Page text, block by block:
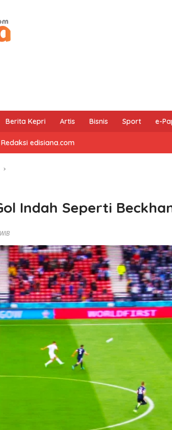
Berita Kepri Artis Bisnis Sport e-
Redaksi edisiana.com
Indah Seperti
hingga 2032,
Gagal
Transfer
Diomande Dijual ke
Real Madrid dengan
Nilai Fantastis
Batam:
Digitalisasi Jadi Kunci
Tingkatkan PAD, QRIS
Parkir Tekan Potensi
DBG Technology
Resmikan Pabrik di
Batam, Bidik Jadi
Pusat Manufaktur Asia
Tenggara